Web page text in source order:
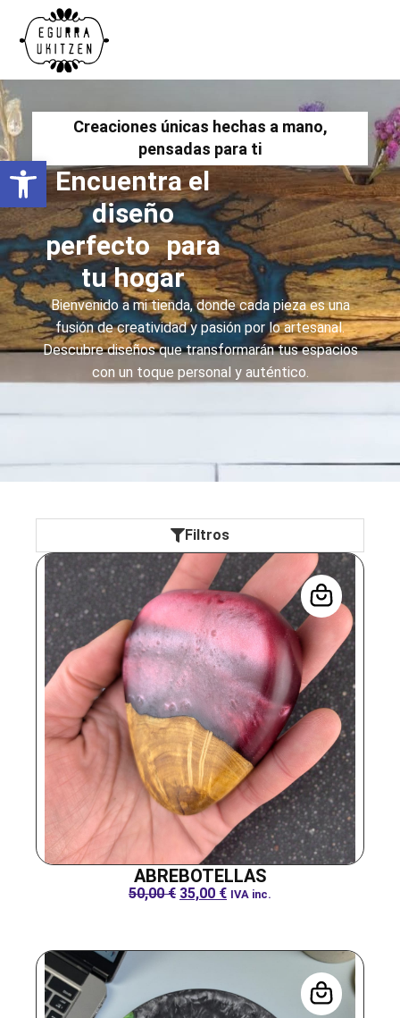
Creaciones únicas hechas a mano,
pensadas para ti
Encuentra el
diseño
perfecto para
tu hogar
Bienvenido a mi tienda, donde cada pieza es una
fusión de creatividad y pasión por lo artesanal.
Descubre diseños que transformarán tus espacios
con un toque personal y auténtico.
Filtros
ABREBOTELLAS
50,00€ 35,00 € IVA inc.
Abrir barra de herramientas